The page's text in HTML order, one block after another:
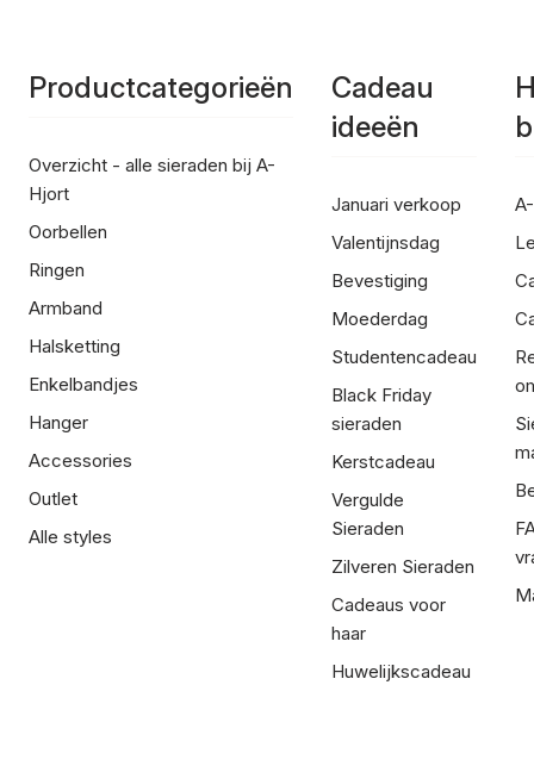
Productcategorieën
Overzicht - alle sieraden bij A-
Hjort
Oorbellen
Ringen
Armband
Halsketting
Enkelbandjes
Hanger
Accessories
Outlet
Alle styles
Cadeau
ideeën
Januari verkoop
Valentijnsdag
Bevestiging
Moederdag
Studentencadeau
Black Friday
sieraden
Kerstcadeau
Vergulde
Sieraden
Zilveren Sieraden
Cadeaus voor
haar
Huwelijkscadeau